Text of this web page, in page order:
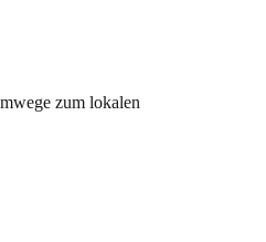
zum lokalen